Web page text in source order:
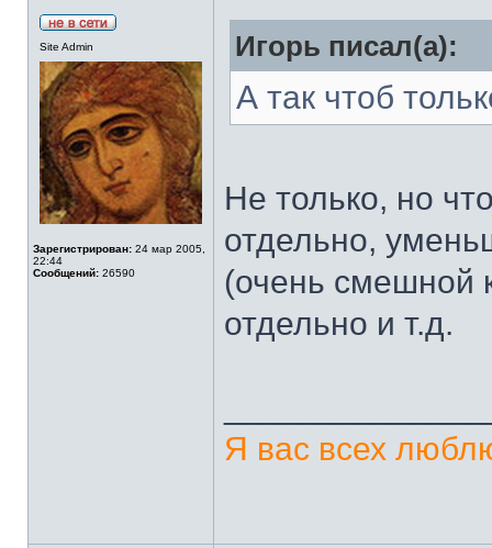
Site Admin
Зарегистрирован: 24 мар 2005,
22:44
Сообщений: 26590
Игорь писал(а):
А так чтоб
Не только, но
отдельно,
(очень смешной
отдельно и т.д.
Я вас всех